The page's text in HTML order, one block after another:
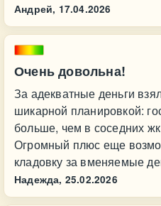
Андрей, 17.04.2026
Очень довольна!
За адекватные деньги
шикарной планировкой:
больше, чем в соседних
Огромный плюс еще
кладовку за вменяемые
Надежда, 25.02.2026